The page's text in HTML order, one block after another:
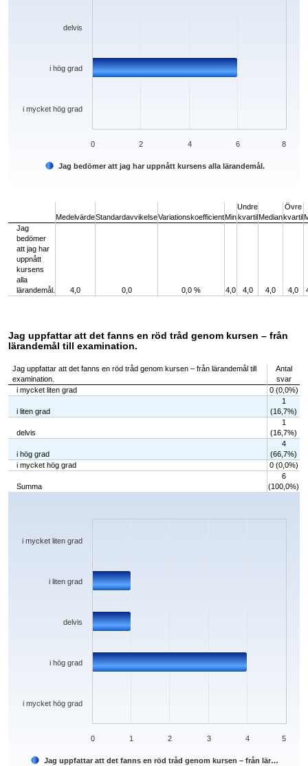
Jag bedömer att jag har uppnått kursens alla lärandemål.
i mycket hög grad
i hög grad
delvis
0 2 4 6 8
MedelvärdeStandardavvikelseVariationskoefficientMin
Undre
kvartil Median
Övre
kvartil
Jag
bedömer
att jag har
uppnått
kursens
alla
lärandemål.
4,0 0,0 0,0 % 4,0 4,0 4,0 4,0
Jag uppfattar att det fanns en röd tråd genom kursen – från
lärandemål till examination.
Jag uppfattar att det fanns en röd tråd genom kursen – från lärandemål till
examination.
Antal
svar
i mycket liten grad
0 (0,0%)
i liten grad
1
(16,7%)
delvis
1
(16,7%)
i hög grad
4
(66,7%)
i mycket hög grad
0 (0,0%)
Summa
6
(100,0%)
Chart
The chart has 1 X axis displaying categories.
Jag uppfattar att det fanns en röd tråd genom kursen – från lär…
i mycket hög grad
i hög grad
delvis
i liten grad
i mycket liten grad
0 1 2 3 4 5